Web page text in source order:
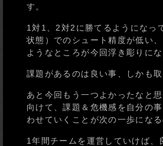
す。
1対1、2対2に勝てるようになっ
状態）でのシュート精度が低い
ようなところが今回浮き彫りにな
課題があるのは良い事、しかも
あと今回もう一つよかったなと
向けて、課題＆危機感を自分の
わせていくことが次の一歩にな
1年間チームを運営していけば